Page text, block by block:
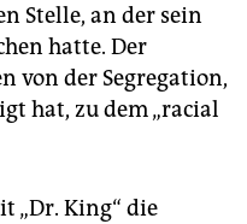
Stelle, an der sein
hatte. Der
von der Segregation,
hat, zu dem „racial
„Dr. King“ die